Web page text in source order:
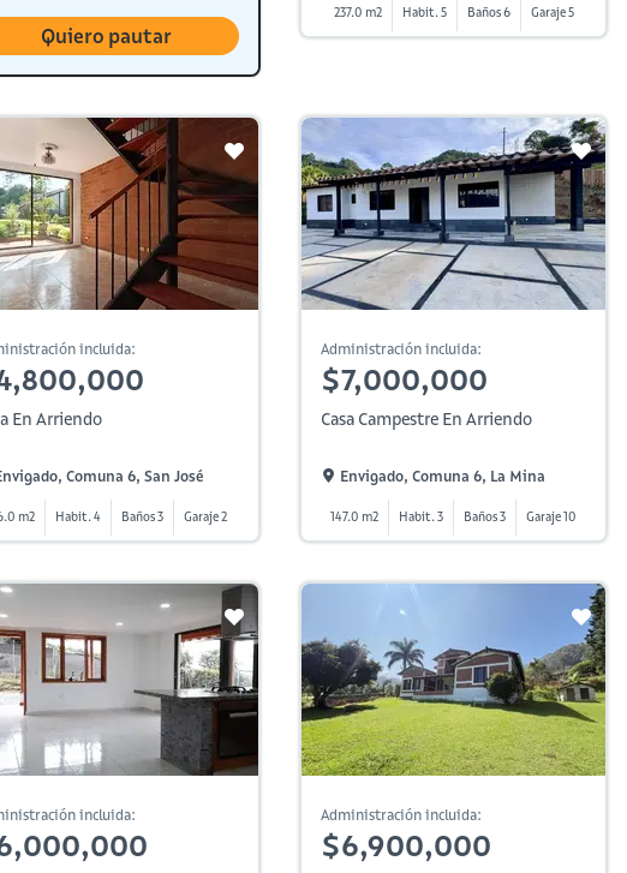
Quiero pautar
237.0 m2 Habit. 5 Baños 6 Garaje 5
incluida:
En Arriendo
Comuna 6, San José
m2 Habit. 4 Baños 3 Garaje 2
Administración incluida:
$7,000,000
Casa Campestre En Arriendo
Envigado, Comuna 6, La Mina
147.0 m2 Habit. 3 Baños 3 Garaje 10
incluida: Administración incluida:
$6,900,000